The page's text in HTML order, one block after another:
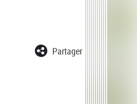
Partager